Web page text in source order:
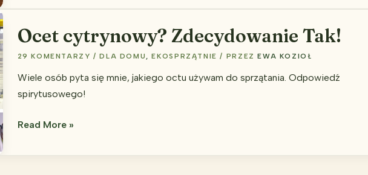
ciąg
dalszy
Ocet cytrynowy? Zdecydowanie Tak!
29 KOMENTARZY /DLA DOMU ,EKOSPRZĄTNIE / PRZEZEWA KOZIOŁ
Wiele osób pyta się mnie, jakiego octu używam do sprzątania. Odpowiedź
spirytusowego!
Ocet
Read More »